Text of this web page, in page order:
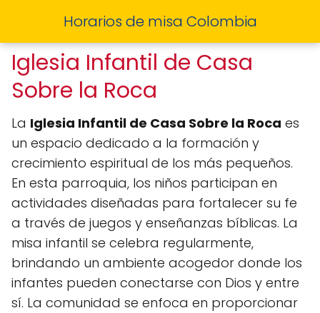
Horarios de misa Colombia
Iglesia Infantil de Casa
Sobre la Roca
La Iglesia Infantil de Casa Sobre la Roca es
un espacio dedicado a la formación y
crecimiento espiritual de los más pequeños.
En esta parroquia, los niños participan en
actividades diseñadas para fortalecer su fe
a través de juegos y enseñanzas bíblicas. La
misa infantil se celebra regularmente,
brindando un ambiente acogedor donde los
infantes pueden conectarse con Dios y entre
sí. La comunidad se enfoca en proporcionar